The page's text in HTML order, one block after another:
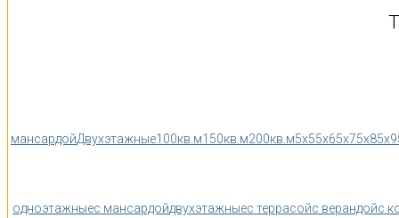
мансардойДвухэтажные100кв.м150кв.м200кв.м5x55x65x75x85x9
одноэтажныес мансардойдвухэтажныес террасойс верандойс